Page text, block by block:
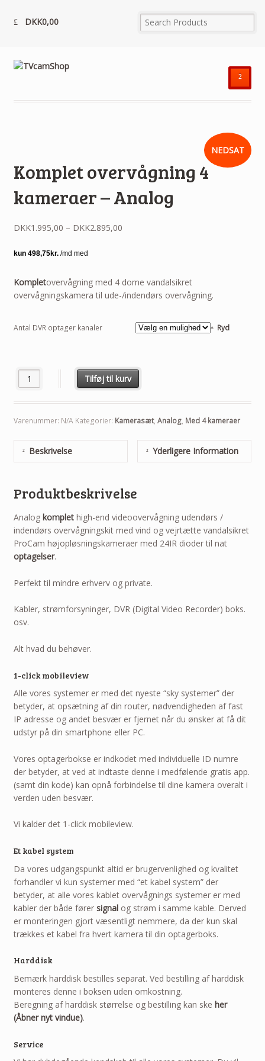
DKK0,00
²
NEDSAT
Komplet overvågning 4
kameraer – Analog
DKK1.995,00 – DKK2.895,00
Kompletovervågning med 4 dome vandalsikret
overvågningskamera til ude-/indendørs overvågning.
Antal DVR optager kanaler Ryd
Antal Tilføj til kurv
Varenummer: N/A Kategorier: Kamerasæt, Analog, Med 4 kameraer
Beskrivelse Yderligere Information
Produktbeskrivelse
Analogkomplethigh-end videoovervågning udendørs /
indendørs overvågningskit med vind og vejrtætte vandalsikret
ProCam højopløsningskameraer med 24IR dioder til nat
optagelser.
Perfekt til mindre erhverv og private.
Kabler, strømforsyninger, DVR (Digital Video Recorder) boks.
osv.
Alt hvad du behøver.
1-click mobileview
Alle vores systemer er med det nyeste “sky systemer” der
betyder, at opsætning af din router, nødvendigheden af fast
IP adresse og andet besvær er fjernet når du ønsker at få dit
udstyr på din smartphone eller PC.
Vores optagerbokse er indkodet med individuelle ID numre
der betyder, at ved at indtaste denne i medfølende gratis app.
(samt din kode) kan opnå forbindelse til dine kamera overalt i
verden uden besvær.
Vi kalder det 1-click mobileview.
Et kabel system
Da vores udgangspunkt altid er brugervenlighed og kvalitet
forhandler vi kun systemer med “et kabel system” der
betyder, at alle vores kablet overvågnings systemer er med
kabler der både førersignalog strøm i samme kable. Derved
er monteringen gjort væsentligt nemmere, da der kun skal
trækkes et kabel fra hvert kamera til din optagerboks.
Harddisk
Bemærk harddisk bestilles separat. Ved bestilling af harddisk
monteres denne i boksen uden omkostning.
Beregning af harddisk størrelse og bestilling kan ske her
(Åbner nyt vindue).
Service